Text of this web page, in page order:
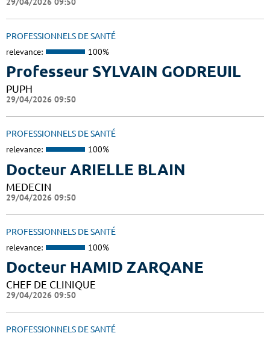
PROFESSIONNELS DE SANTÉ
relevance: 100%
Professeur SYLVAIN GODREUIL
PUPH
29/04/2026 09:50
PROFESSIONNELS DE SANTÉ
relevance: 100%
Docteur ARIELLE BLAIN
MEDECIN
29/04/2026 09:50
PROFESSIONNELS DE SANTÉ
relevance: 100%
Docteur HAMID ZARQANE
CHEF DE CLINIQUE
29/04/2026 09:50
PROFESSIONNELS DE SANTÉ